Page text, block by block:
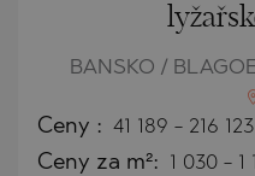
BANSKO /
Ceny : 41 189 - 216 123
Ceny za m²: 1 030 - 1